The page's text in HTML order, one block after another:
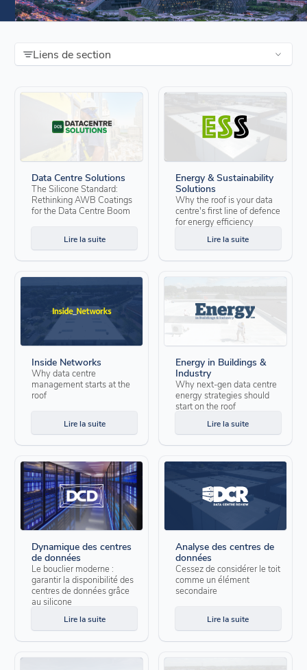
Liens de section
Data Centre Solutions
The Silicone Standard:
Rethinking AWB Coatings
for the Data Centre Boom
Lire la suite
Energy & Sustainability
Solutions
Why the roof is your data
centre's first line of defence
for energy efficiency
Lire la suite
Inside Networks
Why data centre
management starts at the
roof
Lire la suite
Energy in Buildings &
Industry
Why next-gen data centre
energy strategies should
start on the roof
Lire la suite
Dynamique des centres
de données
Le bouclier moderne :
garantir la disponibilité des
centres de données grâce
au silicone
Lire la suite
Analyse des centres de
données
Cessez de considérer le toit
comme un élément
secondaire
Lire la suite